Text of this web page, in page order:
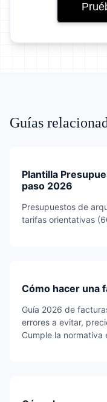
Guías
Plantilla
paso 2026
Presupuestos de
tarifas orientativas
Cómo hacer una
Guía 2026 de
errores a evitar,
Cumple la normativa